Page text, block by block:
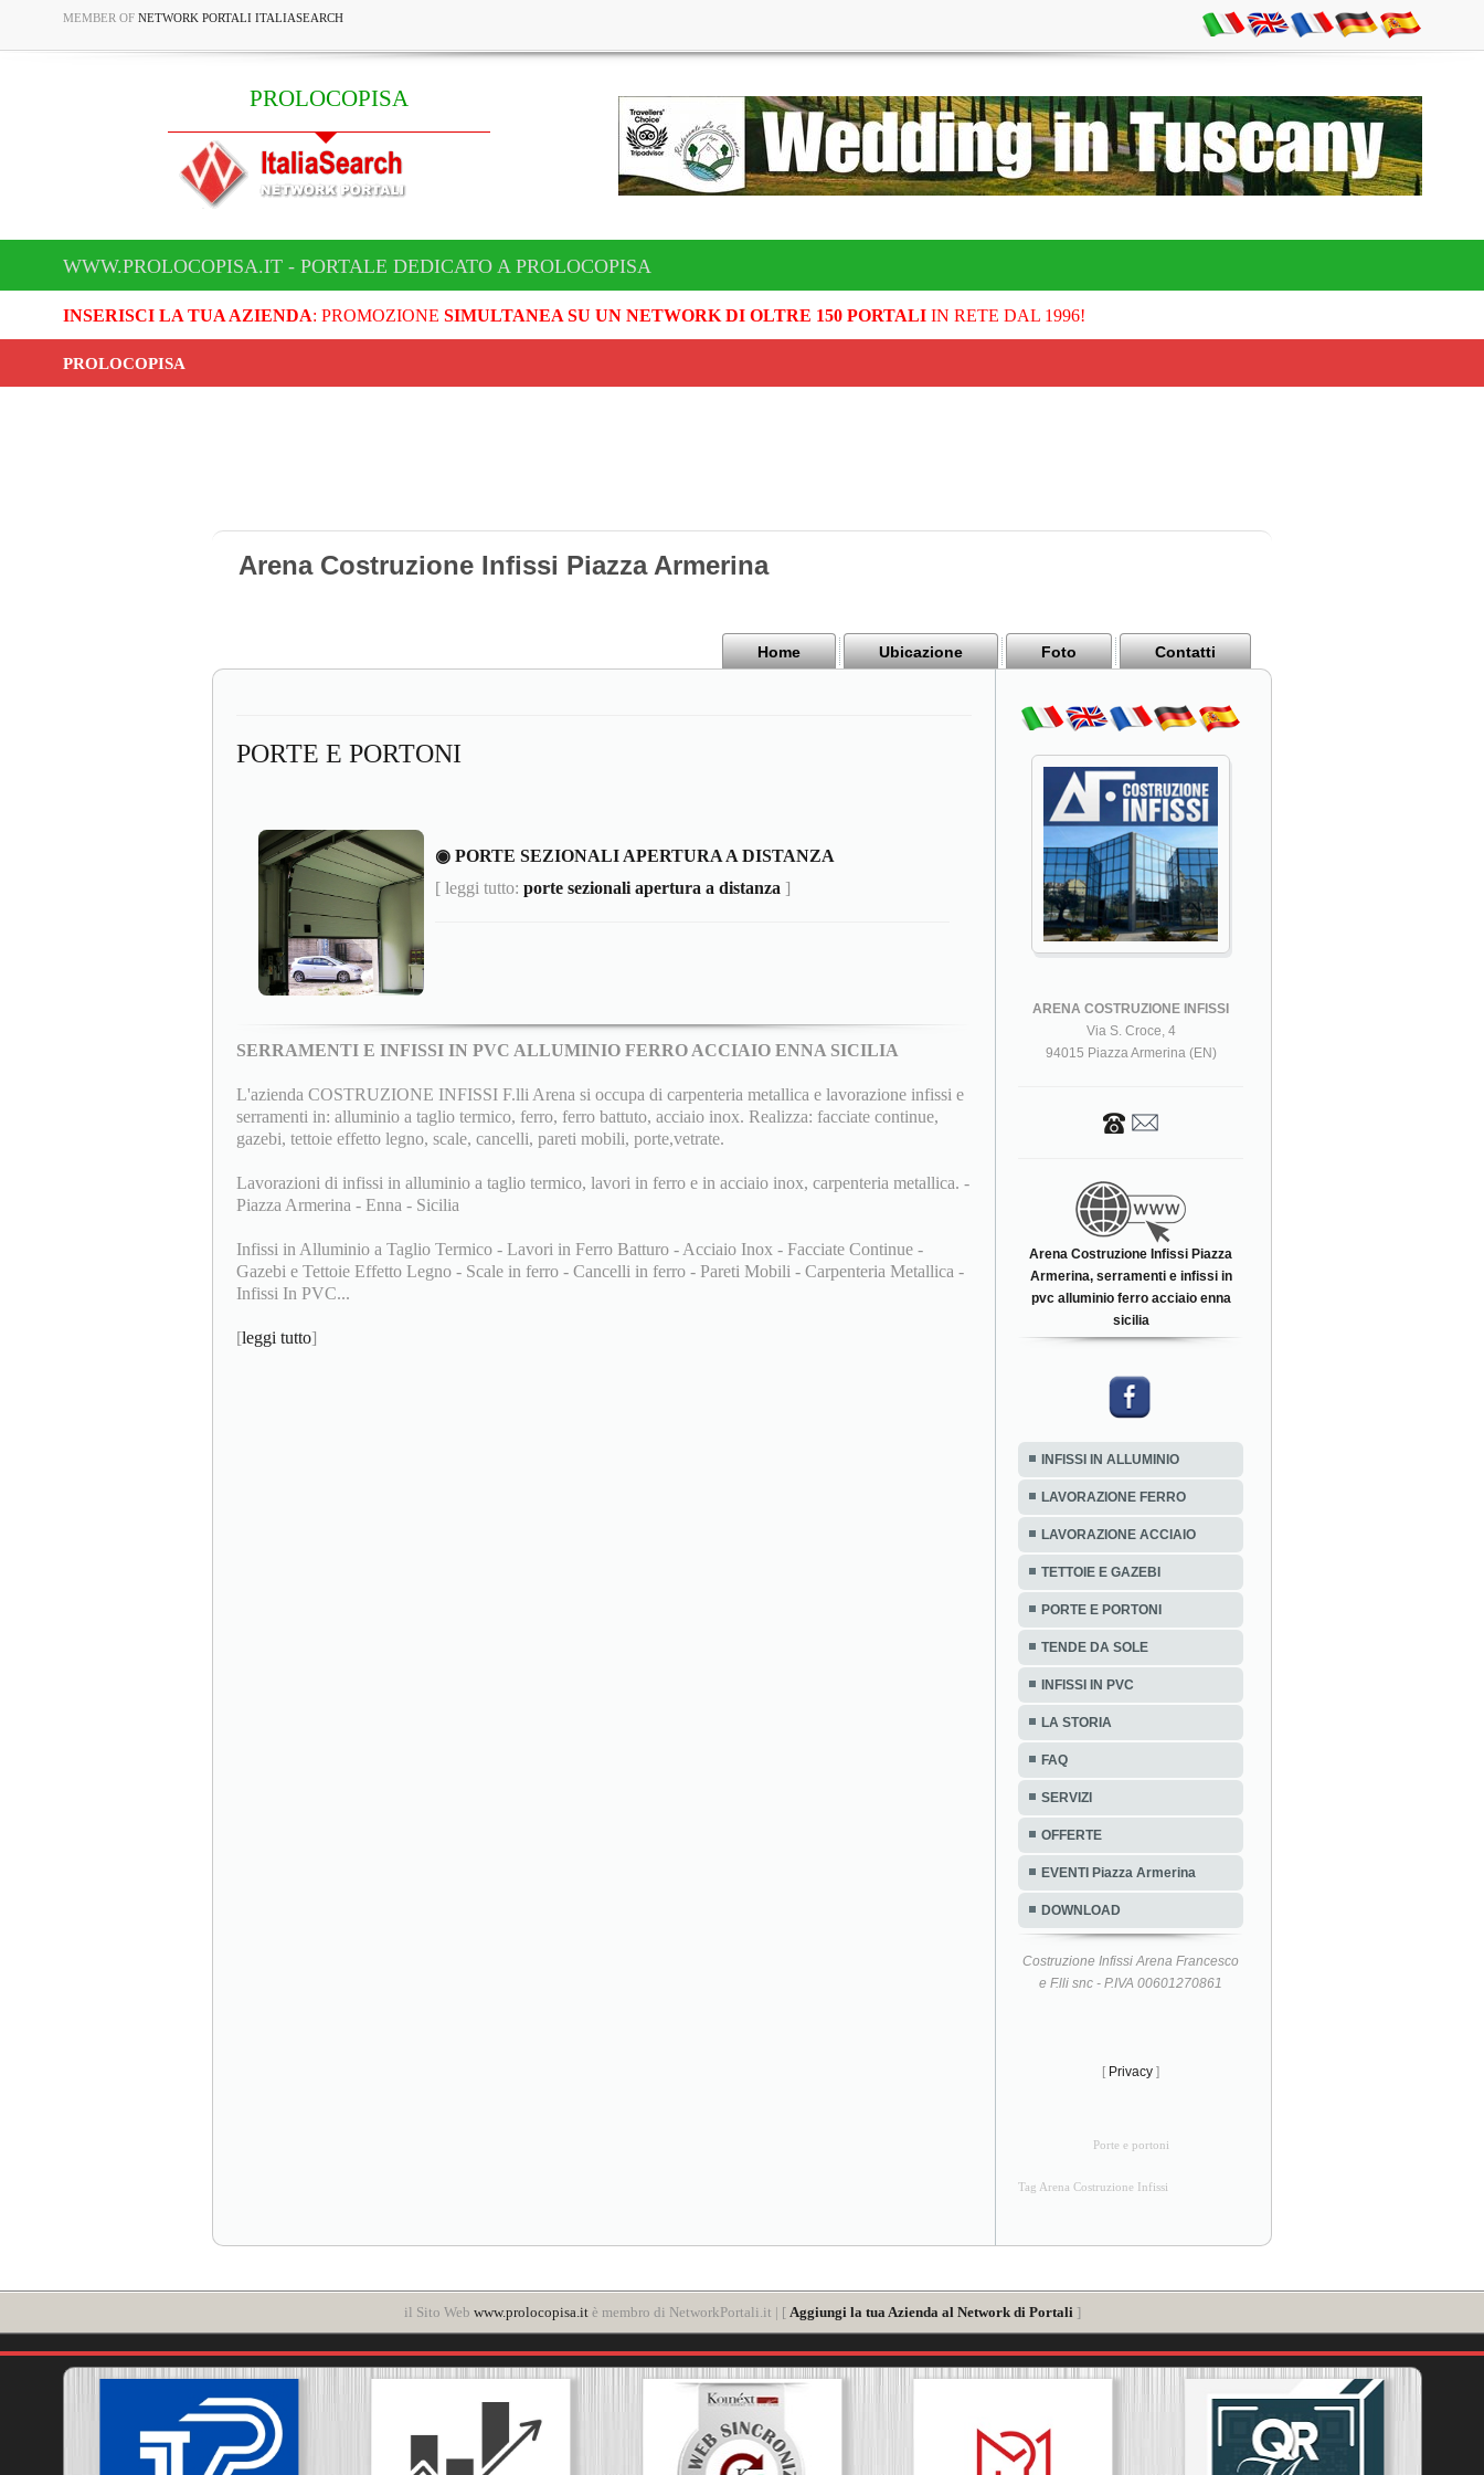
MEMBER OF NETWORK PORTALI ITALIASEARCH
PROLOCOPISA
WWW.PROLOCOPISA.IT - PORTALE DEDICATO A PROLOCOPISA
INSERISCI LA TUA AZIENDA: PROMOZIONE SIMULTANEA SU UN NETWORK DI OLTRE 150 PORTALIIN RETE DAL 1996!
PROLOCOPISA
Arena Costruzione Infissi Piazza Armerina
Home Ubicazione Foto Contatti
PORTE E PORTONI
◉ PORTE SEZIONALI APERTURA A DISTANZA
[ leggi tutto: porte sezionali apertura a distanza ]
SERRAMENTI E INFISSI IN PVC ALLUMINIO FERRO ACCIAIO ENNA SICILIA
L'azienda COSTRUZIONE INFISSI F.lli Arena si occupa di carpenteria metallica e lavorazione infissi e
serramenti in: alluminio a taglio termico, ferro, ferro battuto, acciaio inox. Realizza: facciate continue,
gazebi, tettoie effetto legno, scale, cancelli, pareti mobili, porte,vetrate.
Lavorazioni di infissi in alluminio a taglio termico, lavori in ferro e in acciaio inox, carpenteria metallica. -
Piazza Armerina - Enna - Sicilia
Infissi in Alluminio a Taglio Termico - Lavori in Ferro Batturo - Acciaio Inox - Facciate Continue -
Gazebi e Tettoie Effetto Legno - Scale in ferro - Cancelli in ferro - Pareti Mobili - Carpenteria Metallica -
Infissi In PVC...
[leggi tutto]
ARENA COSTRUZIONE INFISSI
Via S. Croce, 4
94015 Piazza Armerina (EN)
Arena Costruzione Infissi Piazza
Armerina, serramenti e infissi in
pvc alluminio ferro acciaio enna
sicilia
INFISSI IN ALLUMINIO
LAVORAZIONE FERRO
LAVORAZIONE ACCIAIO
TETTOIE E GAZEBI
PORTE E PORTONI
TENDE DA SOLE
INFISSI IN PVC
LA STORIA
FAQ
SERVIZI
OFFERTE
EVENTI Piazza Armerina
DOWNLOAD
Costruzione Infissi Arena Francesco
e F.lli snc - P.IVA 00601270861
[ Privacy ]
Porte e portoni
Tag Arena Costruzione Infissi
il Sito Web www.prolocopisa.itè membro di NetworkPortali.it | [ Aggiungi la tua Azienda al Network di Portali ]